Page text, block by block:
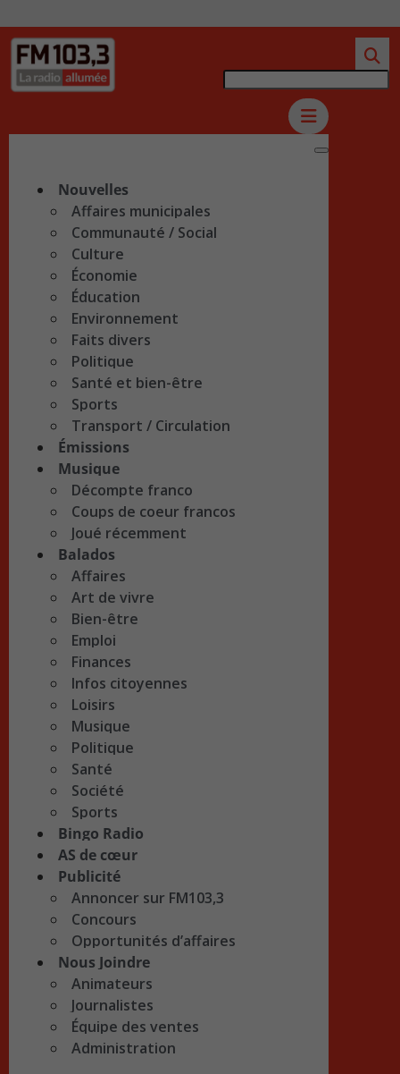
Nouvelles
Affaires municipales
Communauté / Social
Culture
Économie
Éducation
Environnement
Faits divers
Politique
Santé et bien-être
Sports
Transport / Circulation
Émissions
Musique
Décompte franco
Coups de coeur francos
Joué récemment
Balados
Affaires
Art de vivre
Bien-être
Emploi
Finances
Infos citoyennes
Loisirs
Musique
Politique
Santé
Société
Sports
Bingo Radio
AS de cœur
Publicité
Annoncer sur FM103,3
Concours
Opportunités d’affaires
Nous Joindre
Animateurs
Journalistes
Équipe des ventes
Administration